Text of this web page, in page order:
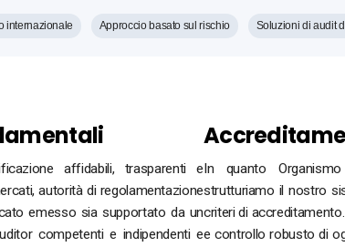
internazionale Approccio basato sul rischio Soluzioni di audit
affidabili, trasparenti e
autorità di regolamentazione
emesso sia supportato da un
competenti e indipendenti e
In quanto
strutturiamo il nostro
criteri di
e controllo robusto di